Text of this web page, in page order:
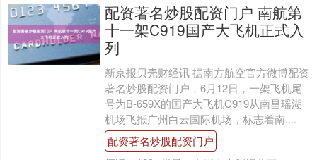
配资著名炒股配资门户 南航第
十一架C919国产大飞机正式入
列
新京报贝壳财经讯 据南方航空官方微博配资
著名炒股配资门户，6月12日，一架飞机尾
号为B-659X的国产大飞机C919从南昌瑶湖
机场飞抵广州白云国际机场，标志着南....
配资著名炒股配资门户